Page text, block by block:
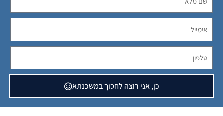
כן, אני רוצה לחסוך במשכנתא